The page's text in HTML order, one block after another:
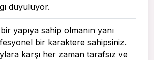
duyuluyor.
yapıya sahip olmanın yanı
bir karaktere sahipsiniz.
karşı her zaman tarafsız ve